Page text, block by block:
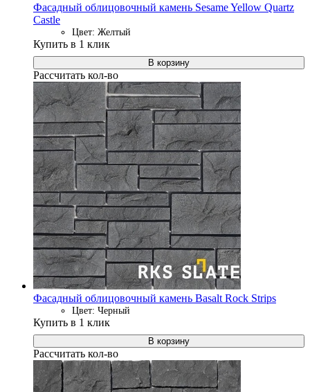
Фасадный облицовочный камень Sesame Yellow Quartz
Castle
Цвет: Желтый
Купить в 1 клик
В корзину
Рассчитать кол-во
Фасадный облицовочный камень Basalt Rock Strips
Цвет: Черный
Купить в 1 клик
В корзину
Рассчитать кол-во